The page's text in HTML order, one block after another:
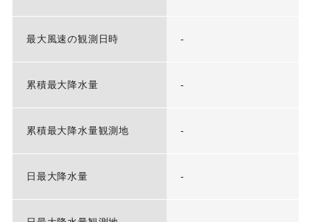
最大風速の観測日時 -
累積最大降水量 -
累積最大降水量観測地 -
日最大降水量 -